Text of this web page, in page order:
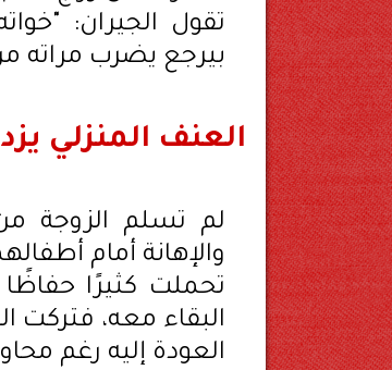
تقول الجيران:
بيرجع يضرب مراته
العنف المنزلي
لم تسلم الزوجة
والإهانة أمام
تحملت كثيرًا حفاظًا
البقاء معه، فتركت
العودة إليه رغم